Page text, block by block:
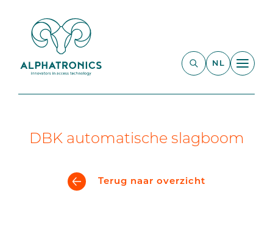
NL
DBK automatische slagboom
Terug naar overzicht